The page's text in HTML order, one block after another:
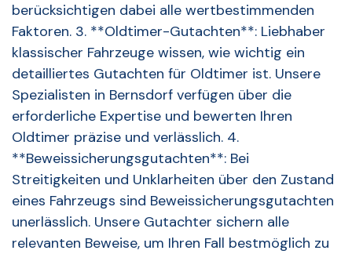
berücksichtigen dabei alle wertbestimmenden
Faktoren. 3. **Oldtimer-Gutachten**: Liebhaber
klassischer Fahrzeuge wissen, wie wichtig ein
detailliertes Gutachten für Oldtimer ist. Unsere
Spezialisten in Bernsdorf verfügen über die
erforderliche Expertise und bewerten Ihren
Oldtimer präzise und verlässlich. 4.
**Beweissicherungsgutachten**: Bei
Streitigkeiten und Unklarheiten über den Zustand
eines Fahrzeugs sind Beweissicherungsgutachten
unerlässlich. Unsere Gutachter sichern alle
relevanten Beweise, um Ihren Fall bestmöglich zu